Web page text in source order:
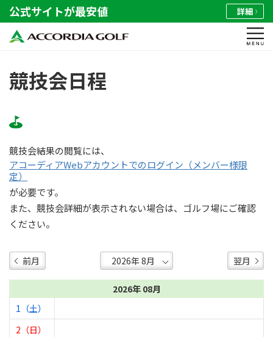
公式サイトが最安値 詳細
競技会日程
競技会結果の閲覧には、
アコーディアWebアカウントでのログイン（メンバー様限
定）
が必要です。
また、競技会詳細が表示されない場合は、ゴルフ場にご確認
ください。
前月 翌月
2026年 08月
1（土）
2（日）